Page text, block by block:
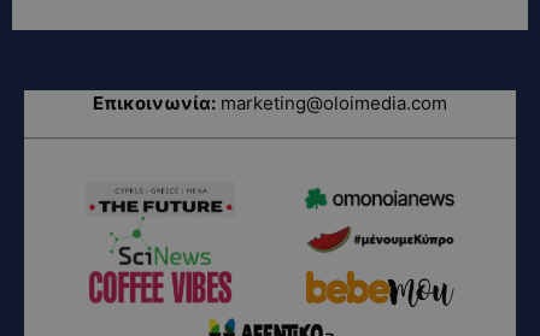
Επικοινωνία: marketing@oloimedia.com